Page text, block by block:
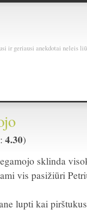
ir geriausi anekdotai neleis
4.30)
sklinda
vis pasižiūri
lupti kai